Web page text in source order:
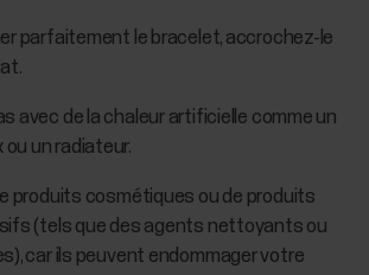
parfaitement le bracelet, accrochez-le
avec de la chaleur artificielle comme un
un radiateur.
produits cosmétiques ou de produits
(tels que des agents nettoyants ou
car ils peuvent endommager votre